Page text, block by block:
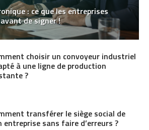
: ce que les entreprises
de signer !
choisir un convoyeur industriel
à une ligne de production
?
transférer le siège social de
entreprise sans faire d’erreurs ?